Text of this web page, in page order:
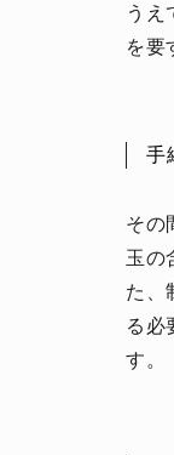
うえ
を要
手
その
玉の
た、
る必
す。